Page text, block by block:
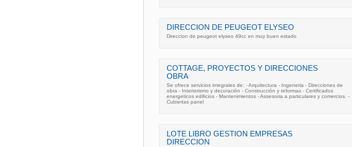
DIRECCION DE PEUGEOT ELYSEO
Direccion de peugeot elyseo 49cc en muy buen estado
COTTAGE, PROYECTOS Y DIRECCIONES
OBRA
Se ofrece servicios integrales de: - Arquitectura - Ingeneria - Direcciones de
obra - Interiorismo y decoración - Construcción y reformas - Certificados
energeticos edificios - Mantenimientos - Assesoria a particulares y comercios. -
Cubiertas panel
LOTE LIBRO GESTION EMPRESAS
DIRECCION